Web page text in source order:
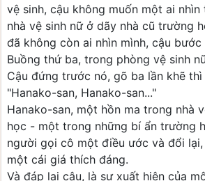
vệ sinh, cậu không muốn một ai
nhà vệ sinh nữ ở dãy nhà cũ trường
đã không còn ai nhìn mình, cậu
Buồng thứ ba, trong phòng vệ sinh
Cậu đứng trước nó, gõ ba lần khẽ thì
"Hanako-san, Hanako-san..."
Hanako-san, một hồn ma trong nhà
học - một trong những bí ẩn trường
người gọi cô một điều ước và đổi
một cái giá thích đáng.
Và đáp lại cậu, là sự xuất hiện của